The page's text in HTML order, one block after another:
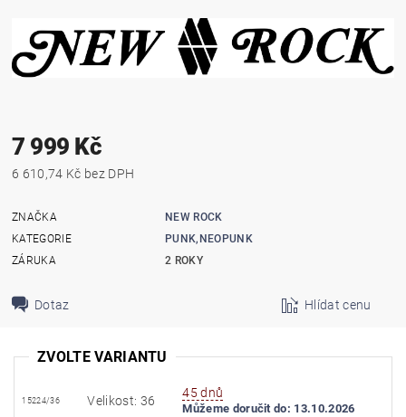
7 999 Kč
6 610,74 Kč bez DPH
ZNAČKA
NEW ROCK
KATEGORIE
PUNK,NEOPUNK
ZÁRUKA
2 ROKY
Dotaz Hlídat cenu
ZVOLTE VARIANTU
15224/36 Velikost: 36
45 dnů
Můžeme doručit do: 13.10.2026